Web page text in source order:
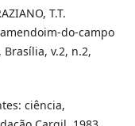
T.T.
do-campo
Brasília, v.2, n.2,
ciência,